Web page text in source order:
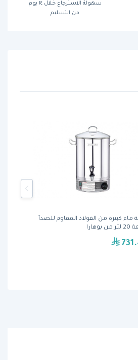
سهولة الاسترجاع خلال ١٤ يوم
من التسليم
ماء كبيرة من الفولاذ المقاوم للصدأ
بوهارا